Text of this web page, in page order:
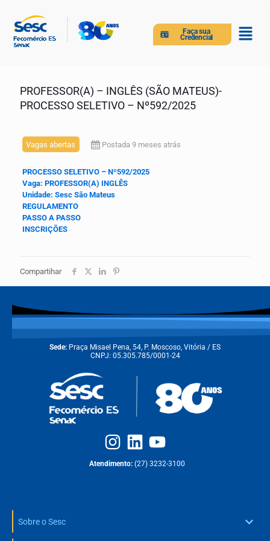
Faça sua
Credencial
PROFESSOR(A) – INGLÊS (SÃO MATEUS)-
PROCESSO SELETIVO – Nº592/2025
Vagas abertas Postada 9 meses atrás
PROCESSO SELETIVO – Nº592/2025
Vaga: PROFESSOR(A) INGLÊS
Unidade: Sesc São Mateus
REGULAMENTO
PASSO A PASSO
INSCRIÇÕES
Compartihar
Sede: Praça Misael Pena, 54, P. Moscoso, Vitória / ES
CNPJ: 05.305.785/0001-24
Atendimento: (27) 3232-3100
Sobre o Sesc